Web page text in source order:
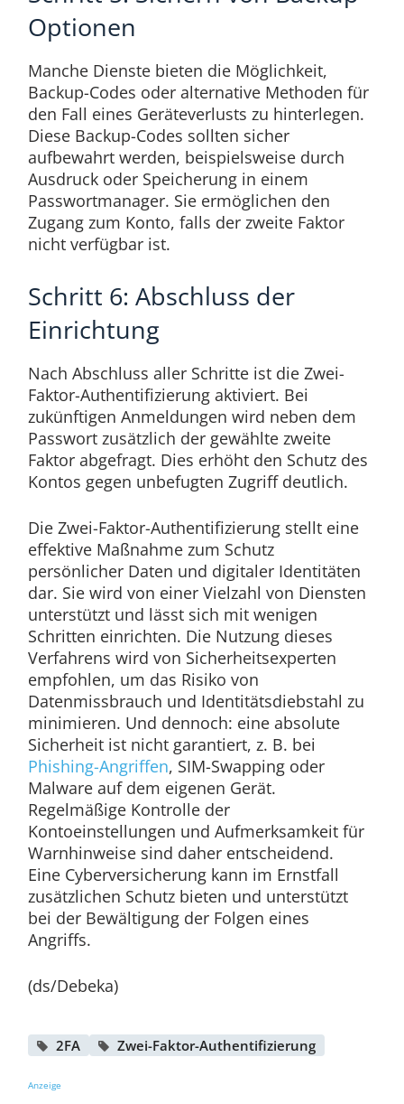
Optionen
Manche Dienste bieten die Möglichkeit,
Backup-Codes oder alternative Methoden für
den Fall eines Geräteverlusts zu hinterlegen.
Diese Backup-Codes sollten sicher
aufbewahrt werden, beispielsweise durch
Ausdruck oder Speicherung in einem
Passwortmanager. Sie ermöglichen den
Zugang zum Konto, falls der zweite Faktor
nicht verfügbar ist.
Schritt 6: Abschluss der
Einrichtung
Nach Abschluss aller Schritte ist die Zwei-
Faktor-Authentifizierung aktiviert. Bei
zukünftigen Anmeldungen wird neben dem
Passwort zusätzlich der gewählte zweite
Faktor abgefragt. Dies erhöht den Schutz des
Kontos gegen unbefugten Zugriff deutlich.
Die Zwei-Faktor-Authentifizierung stellt eine
effektive Maßnahme zum Schutz
persönlicher Daten und digitaler Identitäten
dar. Sie wird von einer Vielzahl von Diensten
unterstützt und lässt sich mit wenigen
Schritten einrichten. Die Nutzung dieses
Verfahrens wird von Sicherheitsexperten
empfohlen, um das Risiko von
Datenmissbrauch und Identitätsdiebstahl zu
minimieren. Und dennoch: eine absolute
Sicherheit ist nicht garantiert, z. B. bei
Phishing-Angriffen, SIM-Swappingoder
Malware auf dem eigenen Gerät.
Regelmäßige Kontrolle der
Kontoeinstellungen und Aufmerksamkeit für
Warnhinweise sind daher entscheidend.
Eine Cyberversicherung kann im Ernstfall
zusätzlichen Schutz bieten und unterstützt
bei der Bewältigung der Folgen eines
Angriffs.
(ds/Debeka)
2FA Zwei-Faktor-Authentifizierung
Anzeige